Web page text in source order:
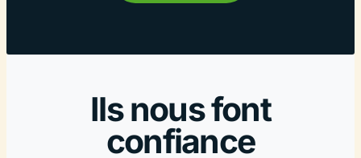
Ils nous font
confiance